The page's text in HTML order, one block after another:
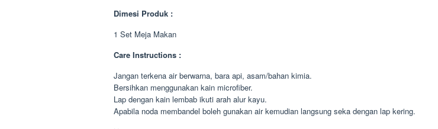
Dimesi Produk :
1 Set Meja Makan
Care Instructions :
Jangan terkena air berwarna, bara api, asam/bahan kimia.
Bersihkan menggunakan kain microfiber.
Lap dengan kain lembab ikuti arah alur kayu.
Apabila noda membandel boleh gunakan air kemudian langsung seka dengan lap kering.